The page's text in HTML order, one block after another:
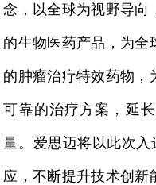
念，以全球为视野导向
的生物医药产品，为全
的肿瘤治疗特效药物，
可靠的治疗方案，延
量。爱思迈将以此次入
应，不断提升技术创新